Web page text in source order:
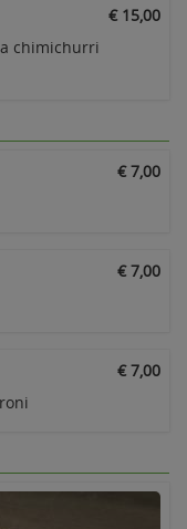
€ 15,00
chimichurri
€ 7,00
€ 7,00
€ 7,00